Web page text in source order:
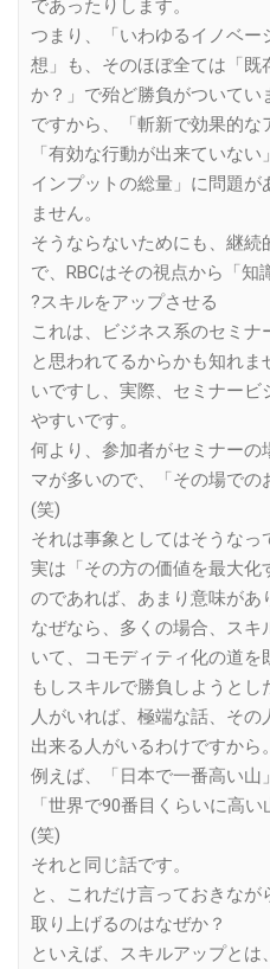
であったりします。
つまり、「いわゆるイノベ
想」も、そのほぼ全ては「
か？」で殆ど勝負がついてい
ですから、「斬新で効果的な
「有効な行動が出来ていな
インプットの総量」に問題が
ません。
そうならないためにも、継
で、RBCはその視点から「知
?スキルをアップさせる
これは、ビジネス系のセミ
と思われてるからかも知れ
いですし、実際、セミナービ
やすいです。
何より、参加者がセミナーの
マが多いので、「その場で
(笑)
それは事象としてはそうなっ
実は「その方の価値を最大化
のであれば、あまり意味があ
なぜなら、多くの場合、ス
いて、コモディティ化の道を
もしスキルで勝負しようと
人がいれば、極端な話、その
出来る人がいるわけですから。
例えば、「日本で一番高い山
「世界で90番目くらいに高
(笑)
それと同じ話です。
と、これだけ言っておきなが
取り上げるのはなぜか？
といえば、スキルアップと